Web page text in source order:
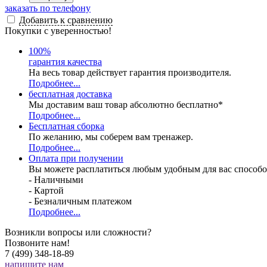
заказать по телефону
Добавить к сравнению
Покупки с уверенностью!
100%
гарантия качества
На весь товар действует гарантия производителя.
Подробнее...
бесплатная доставка
Мы доставим ваш товар абсолютно бесплатно*
Подробнее...
Бесплатная сборка
По желанию, мы соберем вам тренажер.
Подробнее...
Оплата при получении
Вы можете расплатиться любым удобным для вас
- Наличными
- Картой
- Безналичным платежом
Подробнее...
Возникли вопросы или сложности?
Позвоните нам!
7 (499) 348-18-89
напишите нам